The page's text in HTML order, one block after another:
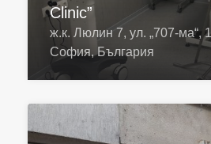
Clinic”
ж.к. Люлин 7, ул. „707-ма“,
София, България